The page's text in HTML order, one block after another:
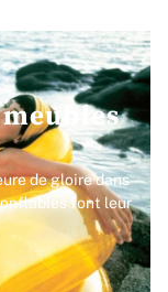
de gloire dans
font leur